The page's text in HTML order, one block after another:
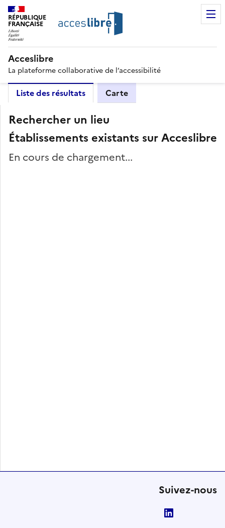
RÉPUBLIQUE
FRANÇAISE
Acceslibre
La plateforme collaborative de l’accessibilité
Liste des résultats Carte
Rechercher un lieu
Établissements existants sur Acceslibre
En cours de chargement...
Suivez-nous